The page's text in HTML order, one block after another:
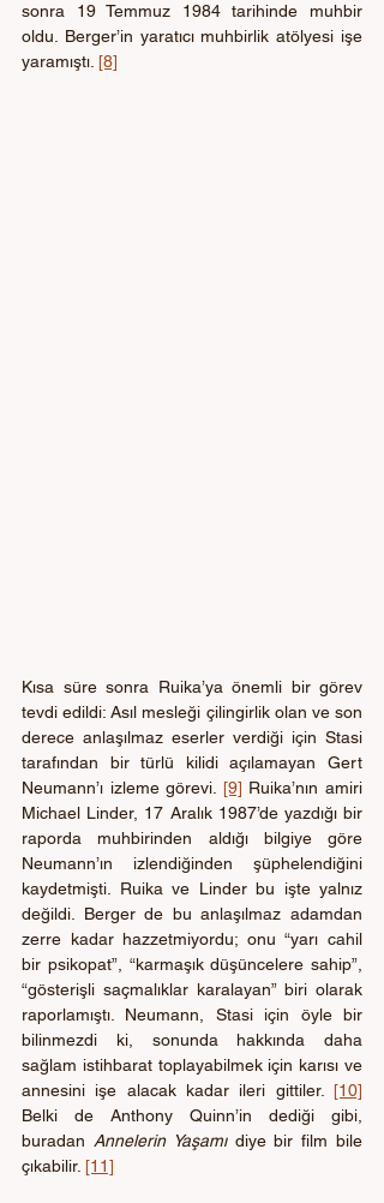
sonra 19 Temmuz 1984 tarihinde muhbir
oldu. Berger’in yaratıcı muhbirlik atölyesi işe
yaramıştı. [8]
Kısa süre sonra Ruika’ya önemli bir görev
tevdi edildi: Asıl mesleği çilingirlik olan ve son
derece anlaşılmaz eserler verdiği için Stasi
tarafından bir türlü kilidi açılamayan Gert
Neumann’ı izleme görevi. [9] Ruika’nın amiri
Michael Linder, 17 Aralık 1987’de yazdığı bir
raporda muhbirinden aldığı bilgiye göre
Neumann’ın izlendiğinden şüphelendiğini
kaydetmişti. Ruika ve Linder bu işte yalnız
değildi. Berger de bu anlaşılmaz adamdan
zerre kadar hazzetmiyordu; onu “yarı cahil
bir psikopat”, “karmaşık düşüncelere sahip”,
“gösterişli saçmalıklar karalayan” biri olarak
raporlamıştı. Neumann, Stasi için öyle bir
bilinmezdi ki, sonunda hakkında daha
sağlam istihbarat toplayabilmek için karısı ve
annesini işe alacak kadar ileri gittiler. [10]
Belki de Anthony Quinn’in dediği gibi,
buradan Annelerin Yaşamı diye bir film bile
çıkabilir. [11]